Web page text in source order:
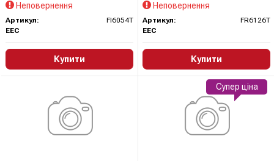
Неповернення
Артикул:
FI6054T
EEC
Купити
Неповернення
Артикул:
FR6126T
EEC
Купити
Супер ціна